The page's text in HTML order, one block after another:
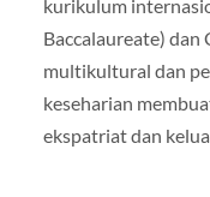
kurikulum
Baccalaureate) dan
multikultural dan
keseharian
ekspatriat dan